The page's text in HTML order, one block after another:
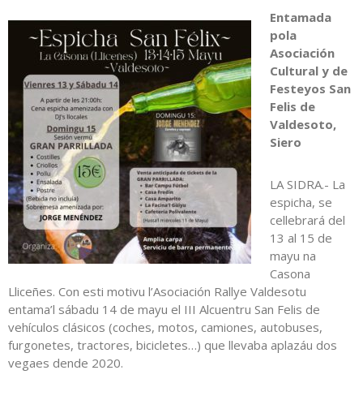
Entamada
pola
Asociación
Cultural y de
Festeyos San
Felis de
Valdesoto,
Siero
LA SIDRA.- La
espicha, se
cellebrará del
13 al 15 de
mayu na
Casona
Lliceñes. Con esti motivu l’Asociación Rallye Valdesotu
entama’l sábadu 14 de mayu el III Alcuentru San Felis de
vehículos clásicos (coches, motos, camiones, autobuses,
furgonetes, tractores, bicicletes…) que llevaba aplazáu dos
vegaes dende 2020.